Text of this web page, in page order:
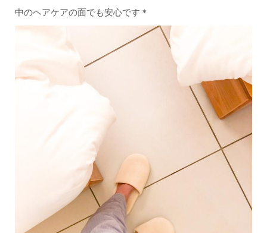
中のヘアケアの面でも安心です＊